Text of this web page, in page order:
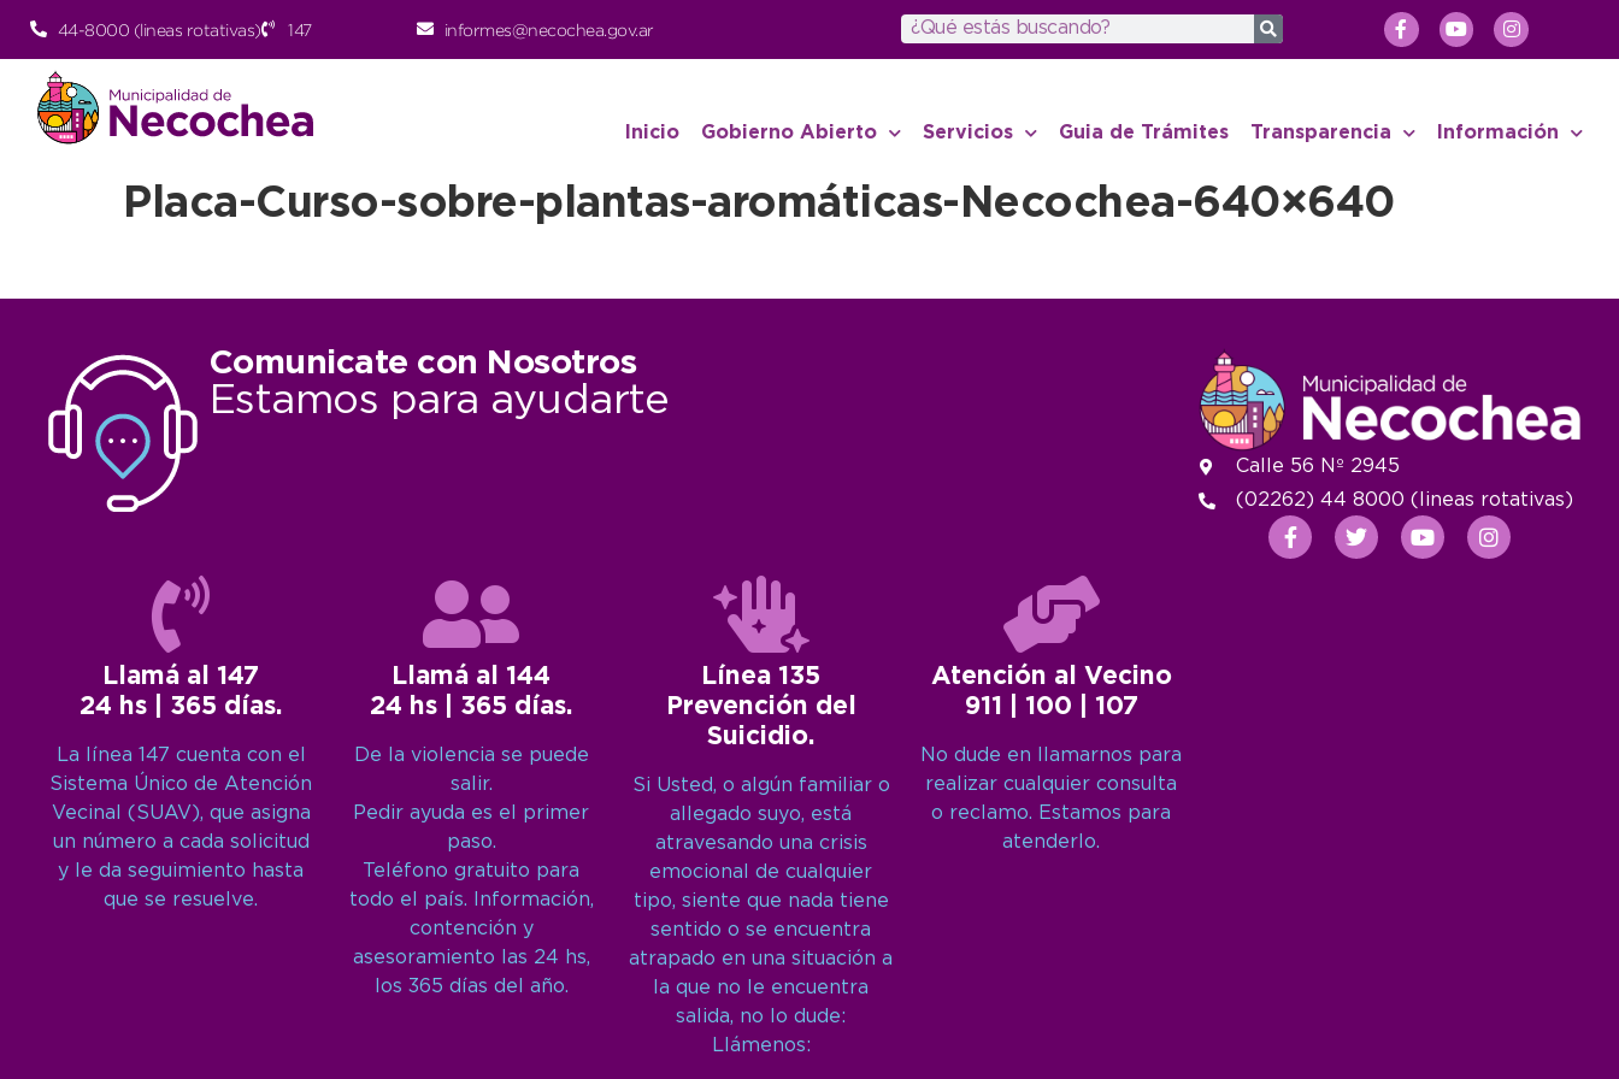
44-8000 (lineas rotativas) 147 informes@necochea.gov.ar
Inicio Gobierno Abierto Servicios Guia de Trámites Transparencia Información
Placa-Curso-sobre-plantas-aromáticas-Necochea-640×640
Comunicate con Nosotros
Estamos para ayudarte
Llamá al 147
24 hs | 365 días.
La línea 147 cuenta con el
Sistema Único de Atención
Vecinal (SUAV), que asigna
un número a cada solicitud
y le da seguimiento hasta
que se resuelve.
Llamá al 144
24 hs | 365 días.
De la violencia se puede
salir.
Pedir ayuda es el primer
paso.
Teléfono gratuito para
todo el país. Información,
contención y
asesoramiento las 24 hs,
los 365 días del año.
Línea 135
Prevención del
Suicidio.
Si Usted, o algún familiar o
allegado suyo, está
atravesando una crisis
emocional de cualquier
tipo, siente que nada tiene
sentido o se encuentra
atrapado en una situación a
la que no le encuentra
salida, no lo dude:
Llámenos:
Atención al Vecino
911 | 100 | 107
No dude en llamarnos para
realizar cualquier consulta
o reclamo. Estamos para
atenderlo.
Calle 56 Nº 2945
(02262) 44 8000 (lineas rotativas)